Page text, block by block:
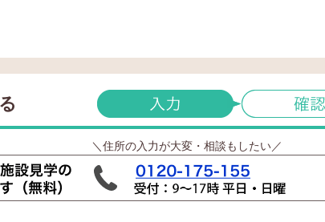
＼住所の入力が大変・相談もしたい／